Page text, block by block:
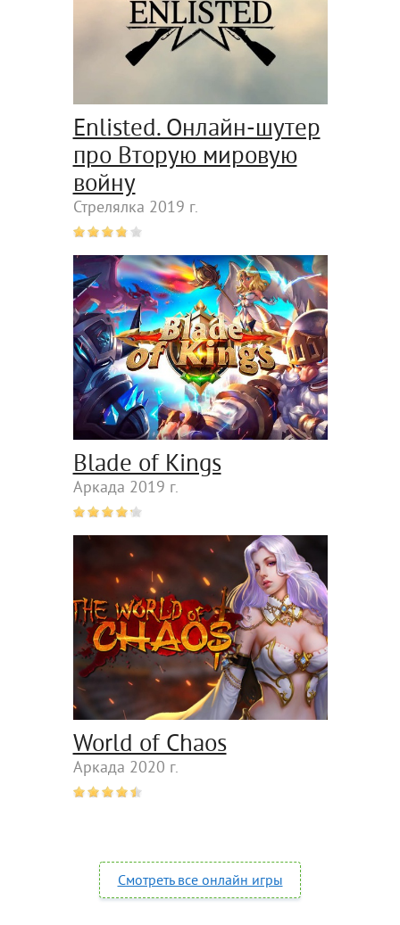
Enlisted. Онлайн-шутер
про Вторую мировую
войну
Стрелялка 2019 г.
Blade of Kings
Аркада 2019 г.
World of Chaos
Аркада 2020 г.
Смотреть все онлайн игры